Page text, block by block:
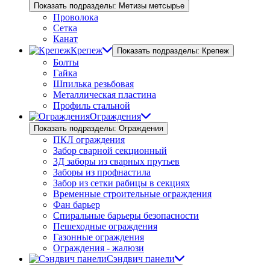
Показать подразделы: Метизы метсырье
Проволока
Сетка
Канат
Крепеж
Показать подразделы: Крепеж
Болты
Гайка
Шпилька резьбовая
Металлическая пластина
Профиль стальной
Ограждения
Показать подразделы: Ограждения
ПКЛ ограждения
Забор сварной секционный
3Д заборы из сварных прутьев
Заборы из профнастила
Забор из сетки рабицы в секциях
Временные строительные ограждения
Фан барьер
Спиральные барьеры безопасности
Пешеходные ограждения
Газонные ограждения
Ограждения - жалюзи
Сэндвич панели